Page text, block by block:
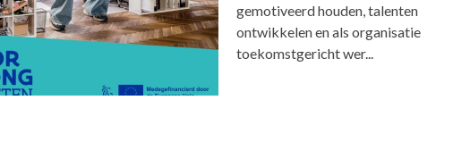
gemotiveerd houden, talenten
ontwikkelen en als organisatie
toekomstgericht wer...